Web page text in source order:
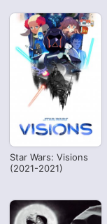
Star Wars: Visions
(2021-2021)